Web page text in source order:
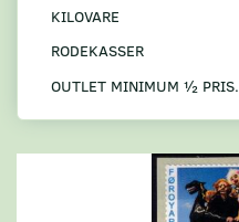
KILOVARE
RODEKASSER
OUTLET MINIMUM ½ PRIS.